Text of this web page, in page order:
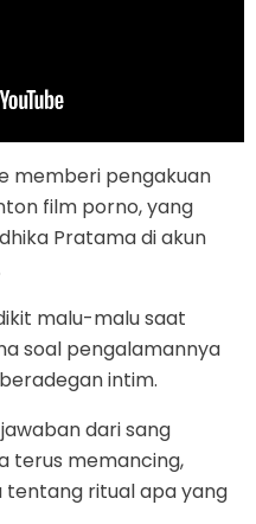
memberi pengakuan
film porno, yang
Pratama di akun
malu-malu saat
soal pengalamannya
intim.
dari sang
terus memancing,
tentang ritual apa yang